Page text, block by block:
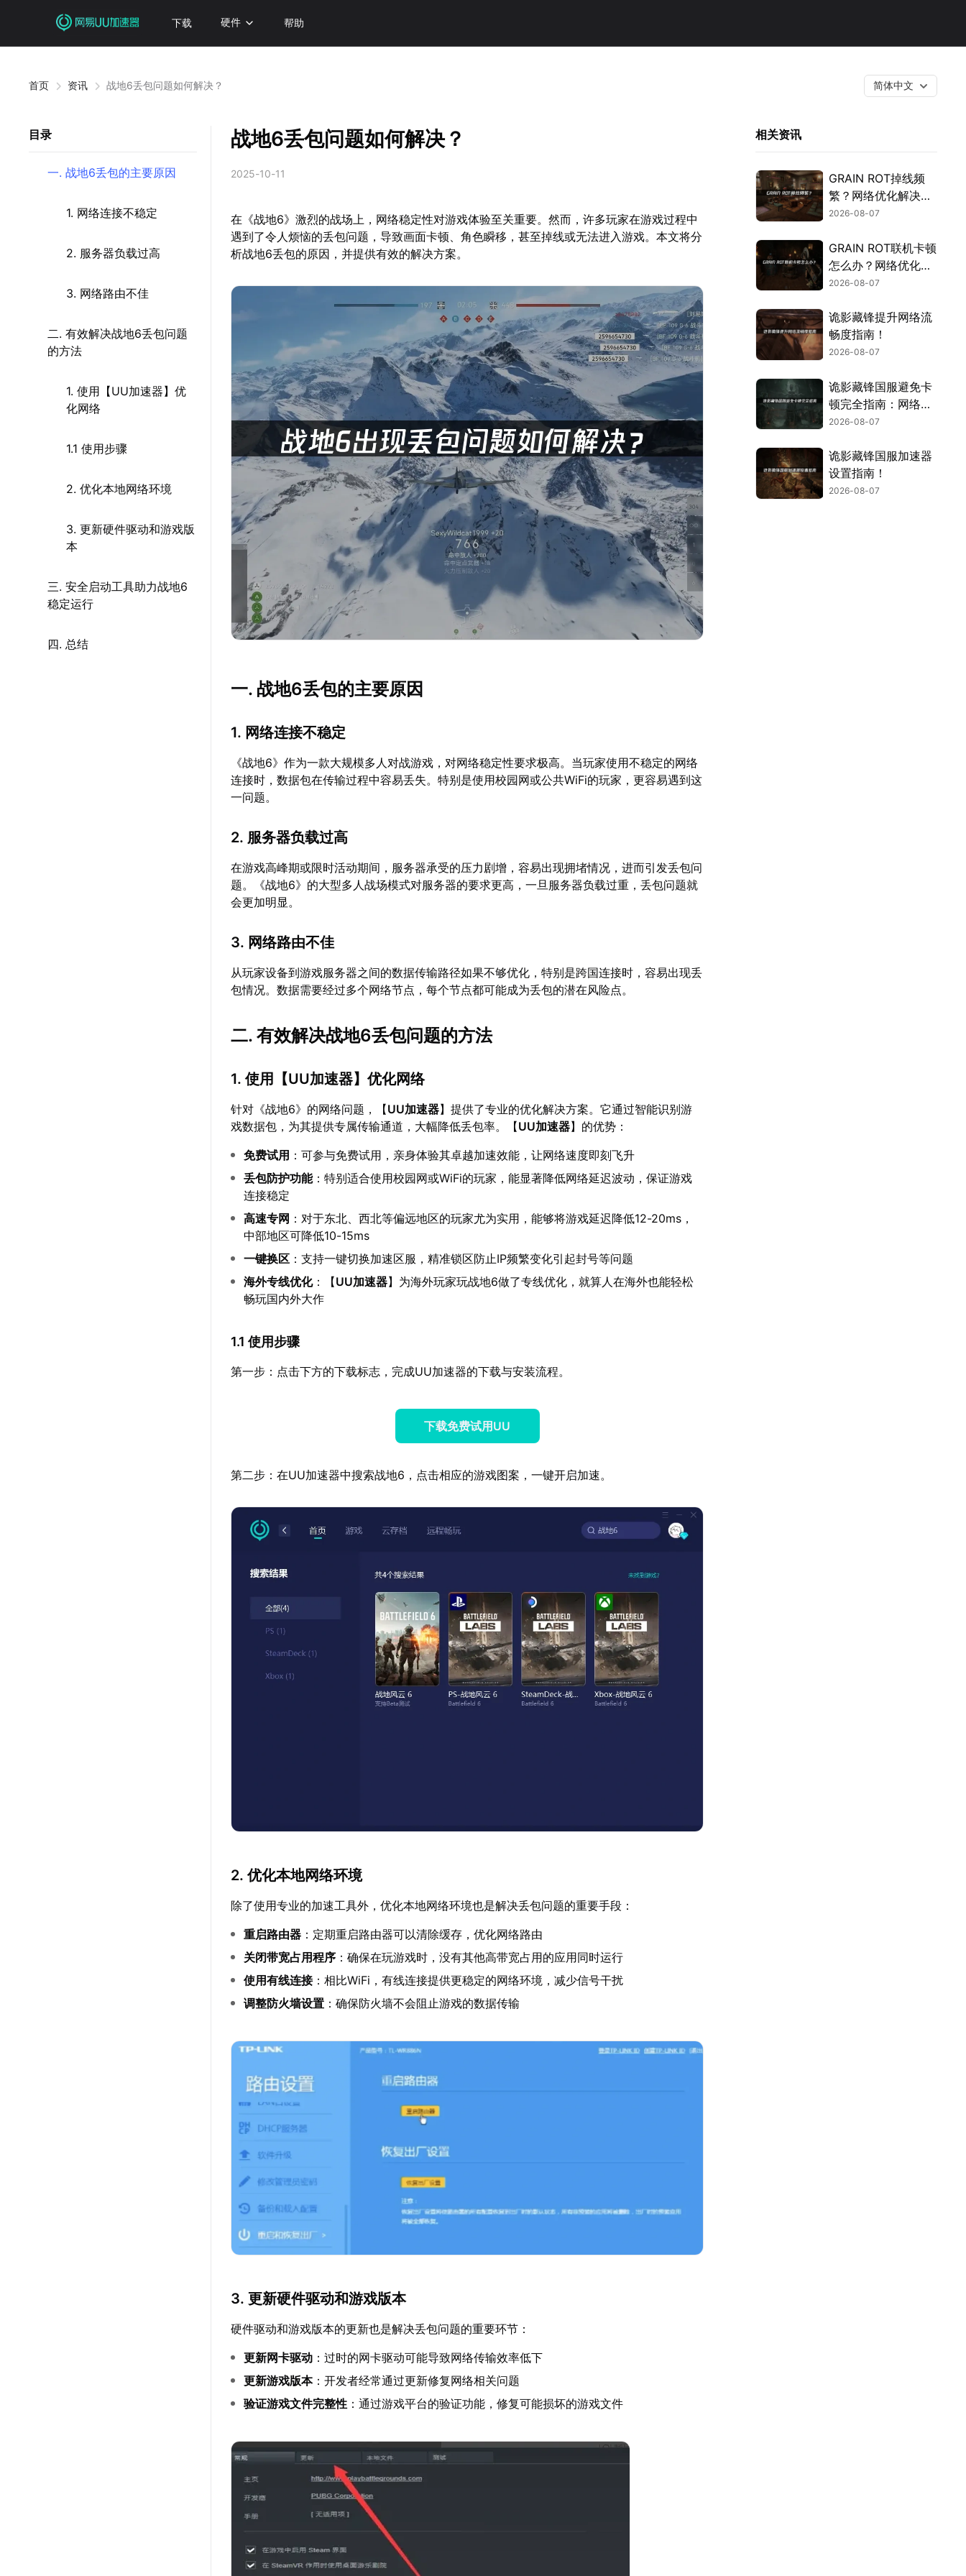
下载 硬件 帮助
首页 资讯 战地6丢包问题如何解决？ 简体中文
目录
一. 战地6丢包的主要原因
1. 网络连接不稳定
2. 服务器负载过高
3. 网络路由不佳
二. 有效解决战地6丢包问题
的方法
1. 使用【UU加速器】优
化网络
1.1 使用步骤
2. 优化本地网络环境
3. 更新硬件驱动和游戏版
本
三. 安全启动工具助力战地6
稳定运行
四. 总结
战地6丢包问题如何解决？
2025-10-11
在《战地6》激烈的战场上，网络稳定性对游戏体验至关重要。然而，许多玩家在游戏过程中
遇到了令人烦恼的丢包问题，导致画面卡顿、角色瞬移，甚至掉线或无法进入游戏。本文将分
析战地6丢包的原因，并提供有效的解决方案。
一. 战地6丢包的主要原因
1. 网络连接不稳定
《战地6》作为一款大规模多人对战游戏，对网络稳定性要求极高。当玩家使用不稳定的网络
连接时，数据包在传输过程中容易丢失。特别是使用校园网或公共WiFi的玩家，更容易遇到这
一问题。
2. 服务器负载过高
在游戏高峰期或限时活动期间，服务器承受的压力剧增，容易出现拥堵情况，进而引发丢包问
题。《战地6》的大型多人战场模式对服务器的要求更高，一旦服务器负载过重，丢包问题就
会更加明显。
3. 网络路由不佳
从玩家设备到游戏服务器之间的数据传输路径如果不够优化，特别是跨国连接时，容易出现丢
包情况。数据需要经过多个网络节点，每个节点都可能成为丢包的潜在风险点。
二. 有效解决战地6丢包问题的方法
1. 使用【UU加速器】优化网络
针对《战地6》的网络问题，【UU加速器】提供了专业的优化解决方案。它通过智能识别游
戏数据包，为其提供专属传输通道，大幅降低丢包率。【UU加速器】的优势：
免费试用 ：可参与免费试用，亲身体验其卓越加速效能，让网络速度即刻飞升
丢包防护功能：特别适合使用校园网或WiFi的玩家，能显著降低网络延迟波动，保证游戏
连接稳定
高速专网 ：对于东北、西北等偏远地区的玩家尤为实用，能够将游戏延迟降低12-20ms，
中部地区可降低10-15ms
一键换区 ：支持一键切换加速区服，精准锁区防止IP频繁变化引起封号等问题
海外专线优化：【UU加速器】为海外玩家玩战地6做了专线优化，就算人在海外也能轻松
畅玩国内外大作
1.1 使用步骤
第一步：点击下方的下载标志，完成UU加速器的下载与安装流程。
下载免费试用UU
第二步：在UU加速器中搜索战地6，点击相应的游戏图案，一键开启加速。
2. 优化本地网络环境
除了使用专业的加速工具外，优化本地网络环境也是解决丢包问题的重要手段：
重启路由器 ：定期重启路由器可以清除缓存，优化网络路由
关闭带宽占用程序 ：确保在玩游戏时，没有其他高带宽占用的应用同时运行
使用有线连接：相比WiFi，有线连接提供更稳定的网络环境，减少信号干扰
调整防火墙设置 ：确保防火墙不会阻止游戏的数据传输
3. 更新硬件驱动和游戏版本
硬件驱动和游戏版本的更新也是解决丢包问题的重要环节：
更新网卡驱动 ：过时的网卡驱动可能导致网络传输效率低下
更新游戏版本：开发者经常通过更新修复网络相关问题
验证游戏文件完整性 ：通过游戏平台的验证功能，修复可能损坏的游戏文件
相关资讯
GRAIN ROT掉线频
繁？网络优化解决指
南！
2026-08-07
GRAIN ROT联机卡顿
怎么办？网络优化解
决方案！
2026-08-07
诡影藏锋提升网络流
畅度指南！
2026-08-07
诡影藏锋国服避免卡
顿完全指南：网络优
化与解决技巧！
2026-08-07
诡影藏锋国服加速器
设置指南！
2026-08-07